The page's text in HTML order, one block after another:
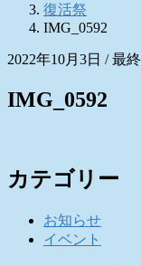
復活祭
IMG_0592
2022年10月3日 / 最
IMG_0592
カテゴリー
お知らせ
イベント